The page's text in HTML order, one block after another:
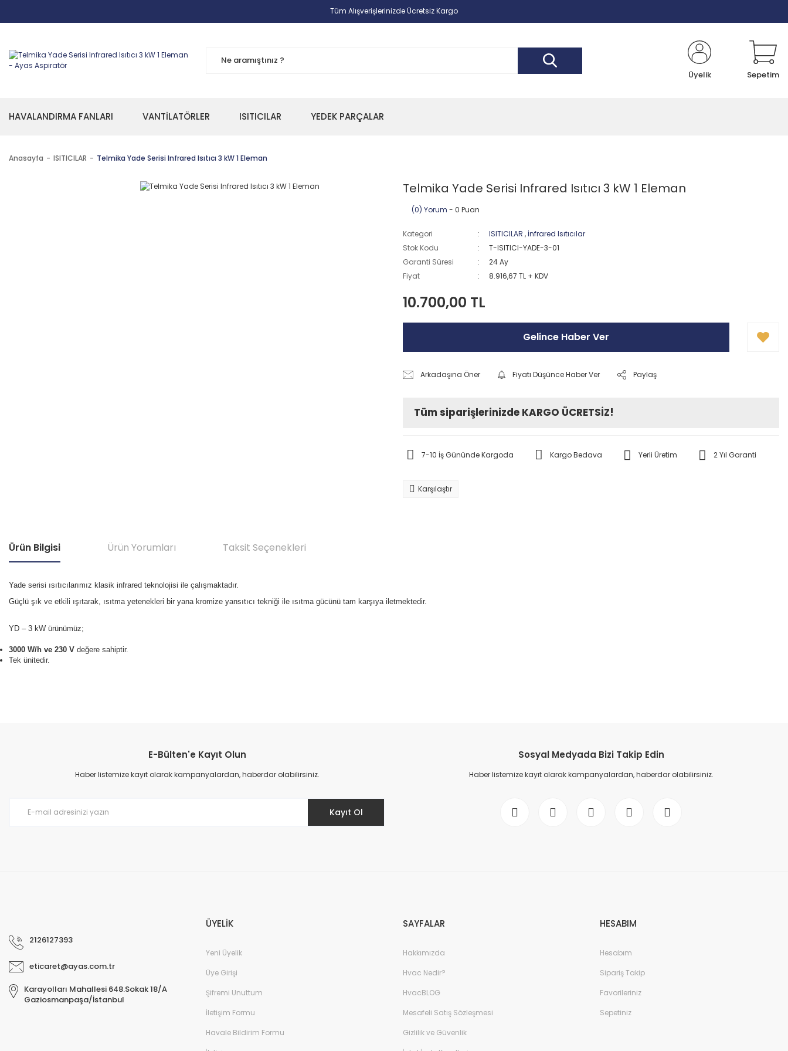
Tüm Alışverişlerinizde Ücretsiz Kargo
Üyelik Sepetim
HAVALANDIRMA FANLARI VANTİLATÖRLER ISITICILAR YEDEK PARÇALAR
Anasayfa ISITICILAR Telmika Yade Serisi Infrared Isıtıcı 3 kW 1 Eleman
Telmika Yade Serisi Infrared Isıtıcı 3 kW 1 Eleman
(0) Yorum - 0 Puan
Kategori ISITICILAR , İnfrared Isıtıcılar
Stok Kodu
T-ISITICI-YADE-3-01
Garanti Süresi
24 Ay
Fiyat
8.916,67 TL + KDV
10.700,00 TL
Gelince Haber Ver
Arkadaşına Öner Fiyatı Düşünce Haber Ver Paylaş
Tüm siparişlerinizde KARGO ÜCRETSİZ!
7-10 İş Gününde Kargoda Kargo Bedava Yerli Üretim 2 Yıl Garanti
Karşılaştır
Ürün Bilgisi Ürün Yorumları Taksit Seçenekleri
Yade serisi ısıtıcılarımız klasik infrared teknolojisi ile çalışmaktadır.
Güçlü şık ve etkili ışıtarak, ısıtma yetenekleri bir yana kromize yansıtıcı tekniği ile ısıtma gücünü tam karşıya iletmektedir.
YD – 3 kW ürünümüz;
3000 W/h ve 230 V değere sahiptir.
Tek ünitedir.
E-Bülten'e Kayıt Olun
Haber listemize kayıt olarak kampanyalardan, haberdar olabilirsiniz.
Kayıt Ol
Sosyal Medyada Bizi Takip Edin
Haber listemize kayıt olarak kampanyalardan, haberdar olabilirsiniz.
2126127393
eticaret@ayas.com.tr
Karayolları Mahallesi 648.Sokak 18/A
Gaziosmanpaşa/İstanbul
ÜYELİK
Yeni Üyelik
Üye Girişi
Şifremi Unuttum
İletişim Formu
Havale Bildirim Formu
SAYFALAR
Hakkımızda
Hvac Nedir?
HvacBLOG
Mesafeli Satış Sözleşmesi
Gizlilik ve Güvenlik
HESABIM
Hesabım
Sipariş Takip
Favorileriniz
Sepetiniz